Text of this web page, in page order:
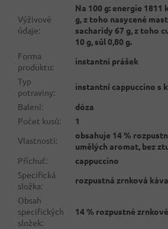
Výživové
údaje:
Na 100 g: energie 1811
g, z toho nasycené
sacharidy 67 g, z toho
10 g, sůl 0,80 g.
Forma
produktu:
instantní prášek
Typ
potraviny:
instantní cappuccino s
Balení:
dóza
Počet kusů:
1
Vlastnosti:
obsahuje 14 %
umělých aromat, bez
Příchuť:
cappuccino
Specifická
složka:
rozpustná zrnková káva
Obsah
specifických
složek:
14 % rozpustné